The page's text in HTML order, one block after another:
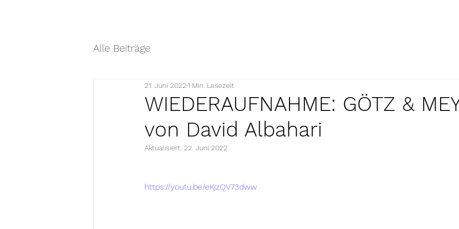
Alle Beiträge
WIEDERAUFNAHME: GÖTZ &
von David Albahari
21. Juni 20221 Min. Lesezeit
Aktualisiert: 22. Juni 2022
https://youtu.be/eKjzQV73dww